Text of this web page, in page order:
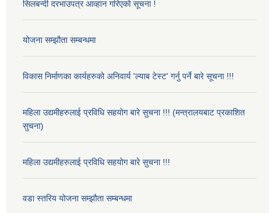
सिलबन्दी दरभाउपत्र आव्हान गरिएको सूचना !
योजना सम्झौता सम्बन्धमा
विकास निर्माणका कार्यहरुको अनिवार्य 'ल्याब टेस्ट' गर्नु पर्ने बारे सूचना !!!
महिला उद्यमीहरुलाई प्रविधि सहयोग बारे सुचना !!! (मन्त्रालयबाट प्रकाशित
सुचना)
महिला उद्यमीहरुलाई प्रविधि सहयोग बारे सुचना !!!
वडा स्तरिय योजना सम्झौता सम्बन्धमा